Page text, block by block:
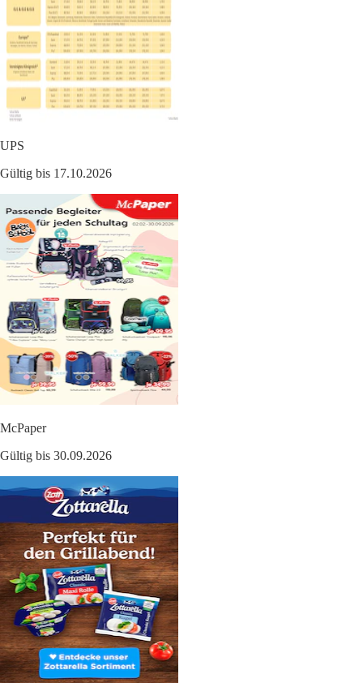
UPS
Gültig bis 17.10.2026
McPaper
Gültig bis 30.09.2026